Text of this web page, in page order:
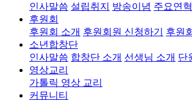
인사말씀 설립취지 방송이념 주요연혁
후원회
후원회 소개 후원회원 신청하기
후원
소년합창단
인사말씀 합창단 소개 선생님 소개 단
영상교리
가톨릭 영상 교리
커뮤니티